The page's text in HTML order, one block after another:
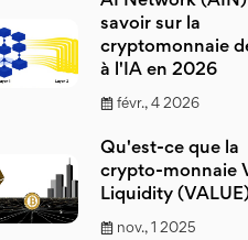
savoir sur la
cryptomonnaie
à l'IA en 2026
févr., 4 2026
Qu'est-ce que la
crypto-monnaie
Liquidity
nov., 1 2025